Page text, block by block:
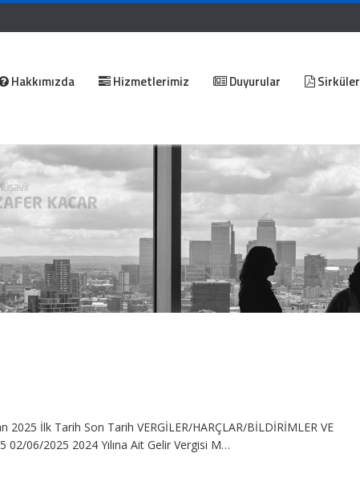
Hakkımızda Hizmetlerimiz Duyurular Sirküler
2025 İlk Tarih Son Tarih VERGİLER/HARÇLAR/BİLDİRİMLER VE
02/06/2025 2024 Yılına Ait Gelir Vergisi M…